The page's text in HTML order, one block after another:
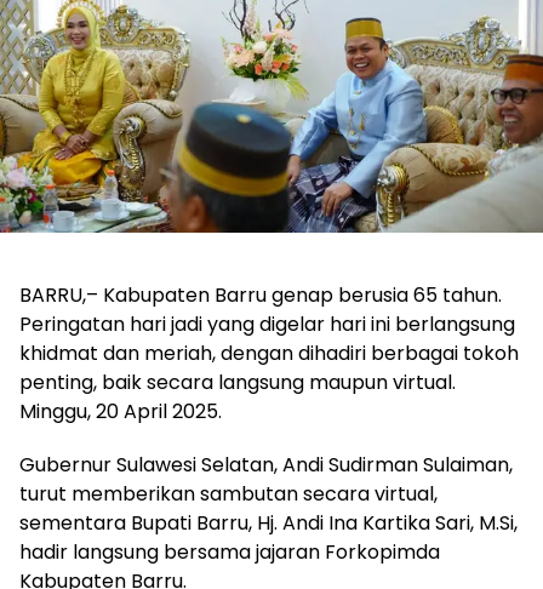
BARRU,– Kabupaten Barru genap berusia 65 tahun.
Peringatan hari jadi yang digelar hari ini berlangsung
khidmat dan meriah, dengan dihadiri berbagai tokoh
penting, baik secara langsung maupun virtual.
Minggu, 20 April 2025.
Gubernur Sulawesi Selatan, Andi Sudirman Sulaiman,
turut memberikan sambutan secara virtual,
sementara Bupati Barru, Hj. Andi Ina Kartika Sari, M.Si,
hadir langsung bersama jajaran Forkopimda
Kabupaten Barru.